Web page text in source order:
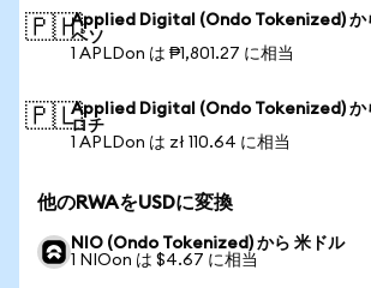
🇵🇭Applied Digital (Ondo Tokenized) か
ペソ
1 APLDon は ₱1,801.27 に相当
🇵🇱Applied Digital (Ondo Tokenized) か
ロチ
1 APLDon は zł 110.64 に相当
他のRWAをUSDに変換
NIO (Ondo Tokenized) から 米ドル
1 NIOon は $4.67 に相当